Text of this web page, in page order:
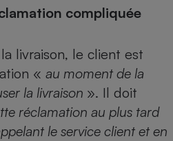
compliquée
livraison, le client est
« au moment de la
la livraison ». Il doit
réclamation au plus tard
le service client et en